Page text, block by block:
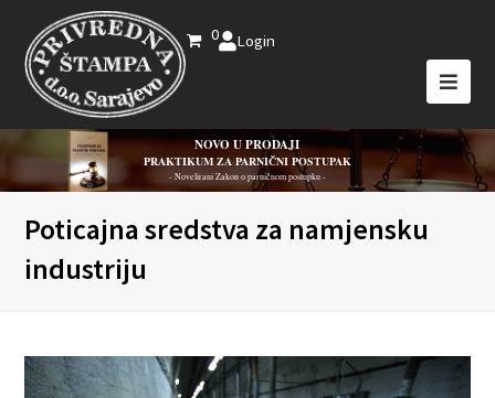
0 Login
NOVO U PRODAJI
PRAKTIKUM ZA PARNIČNI POSTUPAK
- Novelirani Zakon o parničnom postupku -
Poticajna sredstva za namjensku
industriju